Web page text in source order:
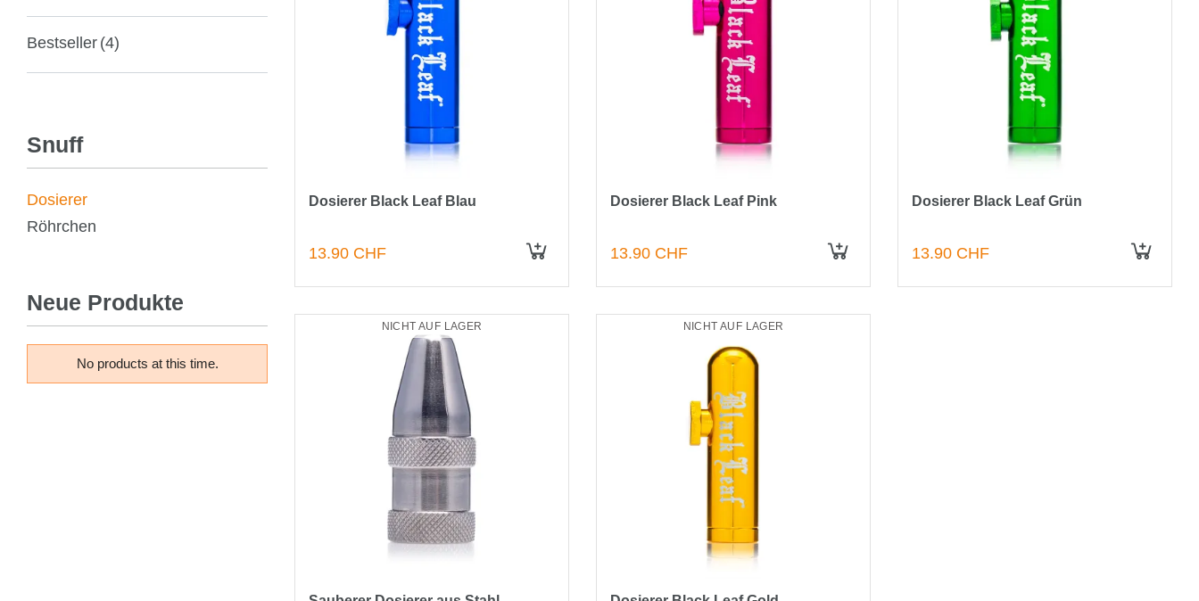
Dosierer Black Leaf Blau
13.90 CHF
Dosierer Black Leaf Pink
13.90 CHF
Dosierer Black Leaf Grün
13.90 CHF
NICHT AUF LAGER NICHT AUF LAGER
Bestseller 4
Snuff
Dosierer
Röhrchen
Neue Produkte
No products at this time.